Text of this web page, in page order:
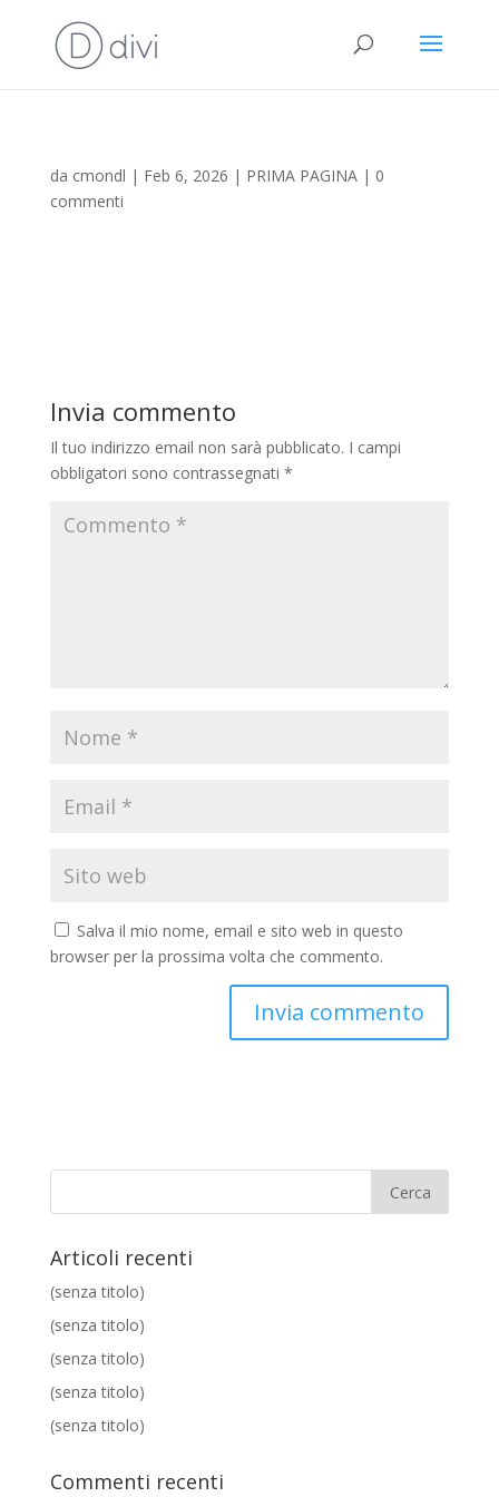
da cmondl | Feb 6, 2026 | PRIMA PAGINA| 0
commenti
Invia commento
Il tuo indirizzo email non sarà pubblicato. I campi
obbligatori sono contrassegnati *
Salva il mio nome, email e sito web in questo
browser per la prossima volta che commento.
Articoli recenti
(senza titolo)
(senza titolo)
(senza titolo)
(senza titolo)
(senza titolo)
Commenti recenti